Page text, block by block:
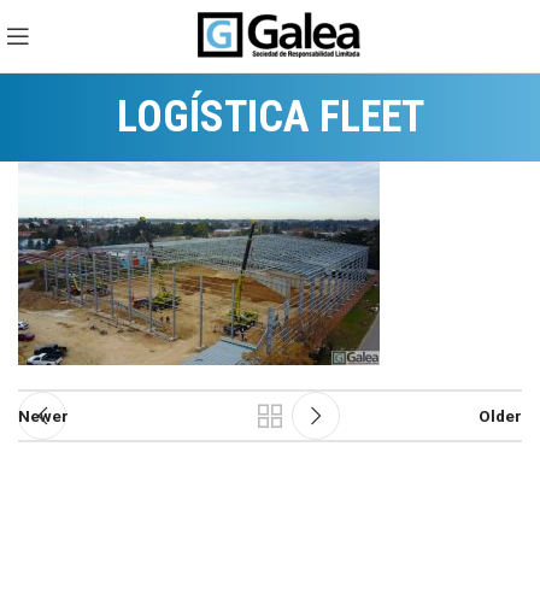
LOGÍSTICA FLEET
Newer Older